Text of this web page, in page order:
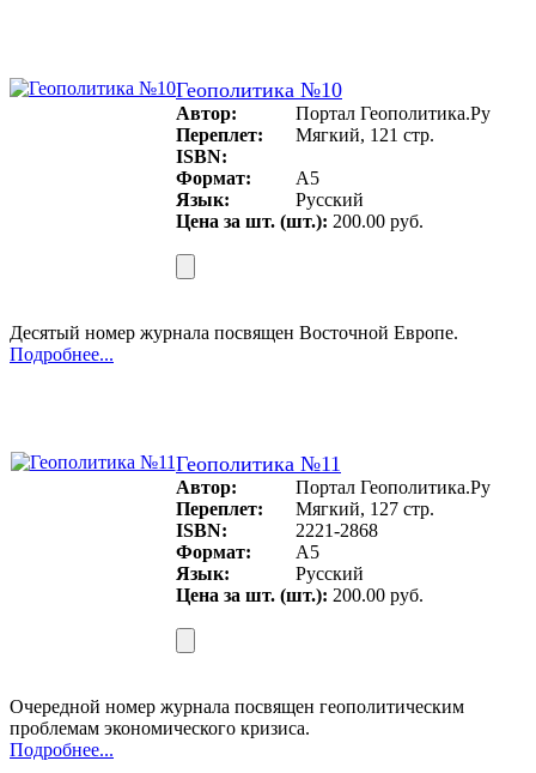
Геополитика №10
Автор:
Портал Геополитика.Ру
Переплет:
Мягкий, 121 стр.
ISBN:
Формат:
А5
Язык:
Русский
Цена за шт. (шт.): 200.00 руб.
Десятый номер журнала посвящен Восточной Европе.
Подробнее...
Геополитика №11
Автор:
Портал Геополитика.Ру
Переплет:
Мягкий, 127 стр.
ISBN:
2221-2868
Формат:
А5
Язык:
Русский
Цена за шт. (шт.): 200.00 руб.
Очередной номер журнала посвящен геополитическим
проблемам экономического кризиса.
Подробнее...